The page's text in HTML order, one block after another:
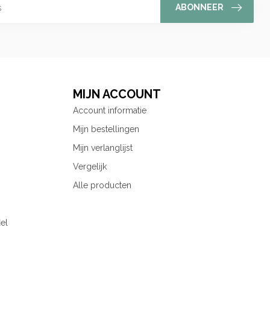
ABONNEER
MIJN ACCOUNT
Account informatie
Mijn bestellingen
Mijn verlanglijst
Vergelijk
Alle producten